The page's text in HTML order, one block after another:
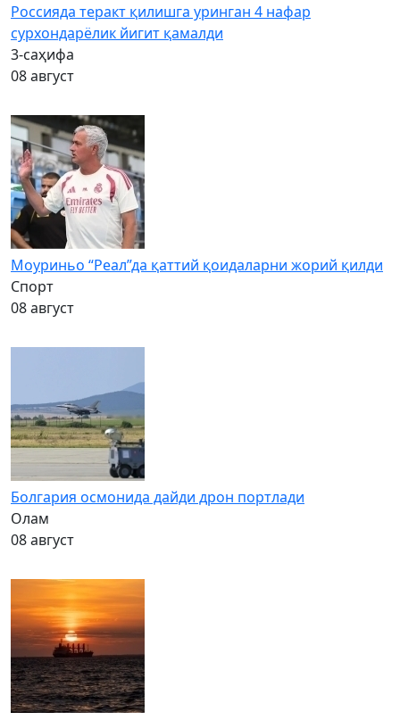
Россияда теракт қилишга уринган 4 нафар
сурхондарёлик йигит қамалди
3-саҳифа
08 август
Моуриньо “Реал”да қаттий қоидаларни жорий қилди
Спорт
08 август
Болгария осмонида дайди дрон портлади
Олам
08 август